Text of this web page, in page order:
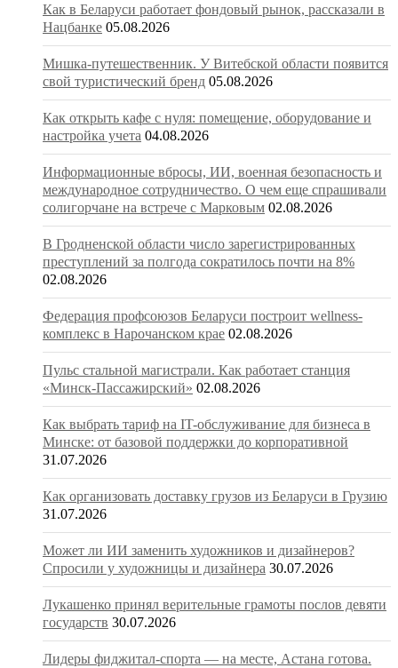
Как в Беларуси работает фондовый рынок, рассказали в
Нацбанке 05.08.2026
Мишка-путешественник. У Витебской области появится
свой туристический бренд 05.08.2026
Как открыть кафе с нуля: помещение, оборудование и
настройка учета 04.08.2026
Информационные вбросы, ИИ, военная безопасность и
международное сотрудничество. О чем еще спрашивали
солигорчане на встрече с Марковым 02.08.2026
В Гродненской области число зарегистрированных
преступлений за полгода сократилось почти на 8%
02.08.2026
Федерация профсоюзов Беларуси построит wellness-
комплекс в Нарочанском крае 02.08.2026
Пульс стальной магистрали. Как работает станция
«Минск-Пассажирский» 02.08.2026
Как выбрать тариф на IT-обслуживание для бизнеса в
Минске: от базовой поддержки до корпоративной
31.07.2026
Как организовать доставку грузов из Беларуси в Грузию
31.07.2026
Может ли ИИ заменить художников и дизайнеров?
Спросили у художницы и дизайнера 30.07.2026
Лукашенко принял верительные грамоты послов девяти
государств 30.07.2026
Лидеры фиджитал-спорта — на месте, Астана готова.